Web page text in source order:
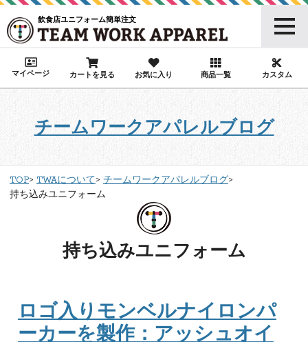
飲食店ユニフォーム簡単注文
マイページ カートを見る お気に入り 商品一覧 カスタム
チームワークアパレルブログ
TOP TWAについて
チームワークアパレルブログ
持ち込みユニフォーム
持ち込みユニフォーム
ロゴ入りモンベルナイロンパ
ーカーを製作：アッシュオイ